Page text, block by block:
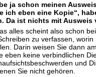
ja schon meinen
ich eben eine Kopie“,
Da ist nichts mit
alles scheint also schon
zu verfassen,
Darin weisen Sie dann
eben keine verbindlichen
und
Sie nicht gehören.